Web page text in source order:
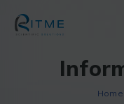
content
Home